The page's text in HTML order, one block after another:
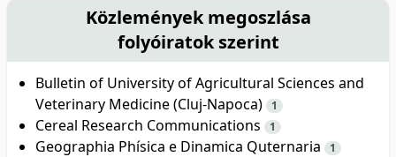
Közlemények megoszlása
folyóiratok szerint
Bulletin of University of Agricultural Sciences and
Veterinary Medicine (Cluj-Napoca)
1
Cereal Research Communications 1
Geographia Phísica e Dinamica Quternaria 1